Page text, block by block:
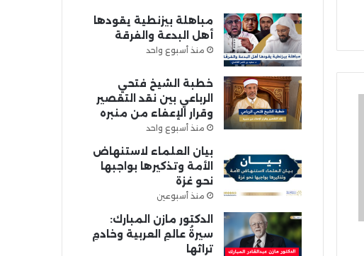
مباهلة بيزنطية يقودها
أهل البدعة والفرقة
منذ أسبوع واحد
خطبة الشيخ فتحي
الرباعي بين نقد التقصير
وقرار الإعفاء من منبره
منذ أسبوع واحد
بيان العلماء لاستنهاض
الأمة وتذكيرها بواجبها
نحو غزة
منذ أسبوعين
الدكتور مازن المبارك:
سيرةُ عالمِ العربية وخادمِ
تراثها